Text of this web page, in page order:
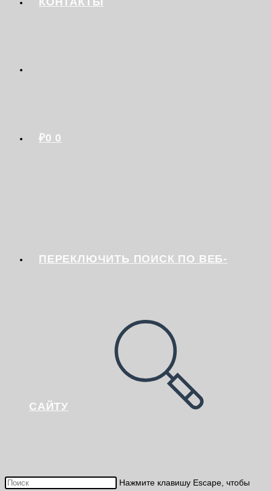
₽0 0
ПЕРЕКЛЮЧИТЬ ПОИСК ПО ВЕБ-
САЙТУ
Нажмите клавишу Escape, чтобы